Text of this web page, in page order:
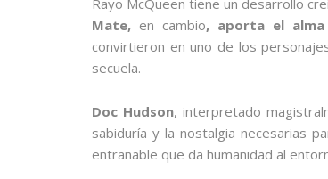
Rayo McQueen tiene un desarrollo
Mate, en cambio, aporta el alma
convirtieron en uno de los
secuela.
Doc Hudson, interpretado
sabiduría y la nostalgia necesarias
entrañable que da humanidad al